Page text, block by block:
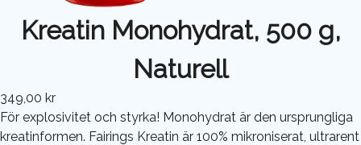
Kreatin Monohydrat, 500 g,
Naturell
349,00 kr
För explosivitet och styrka! Monohydrat är den ursprungliga
kreatinformen. Fairings Kreatin är 100% mikroniserat, ultrarent